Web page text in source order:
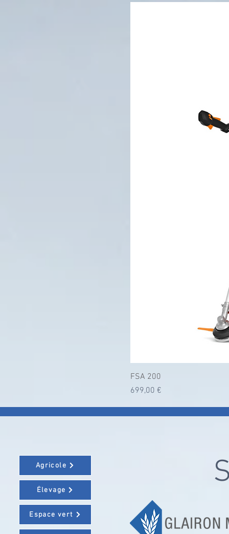
FSA 200
Prix
699,00 €
Agricole
Élevage
Espace vert